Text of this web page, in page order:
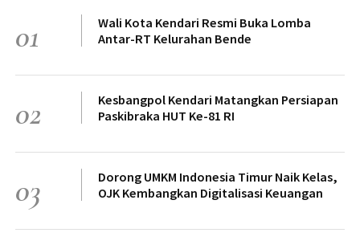
01
Wali Kota Kendari Resmi Buka Lomba
Antar-RT Kelurahan Bende
02
Kesbangpol Kendari Matangkan Persiapan
Paskibraka HUT Ke-81 RI
03
Dorong UMKM Indonesia Timur Naik Kelas,
OJK Kembangkan Digitalisasi Keuangan